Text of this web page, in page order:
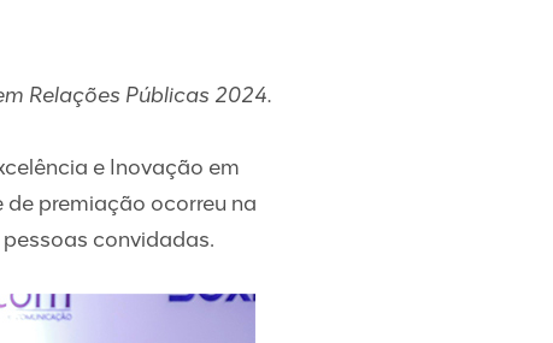
Relações Públicas 2024.
e Inovação em
de premiação ocorreu na
convidadas.